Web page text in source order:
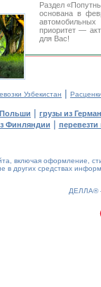
Раздел
основана в
приоритет —
для Вас!
Узбекистан |
Польши | грузы из
Финляндии | перевезти
включая оформление,
в других средствах